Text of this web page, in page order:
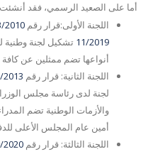
أما على الصعيد الرسمي، فقد
اللجنة الأولى:قرار رقم 2010
11/2019 تشكيل لجنة
أنواعها تضم ممثلين عن كافة
اللجنة الثانية: قرار رقم 2013
لجنة لدى رئاسة مجلس
والأزمات الوطنية تضم
أمين عام المجلس الأعلى
اللجنة الثالثة: قرار رقم